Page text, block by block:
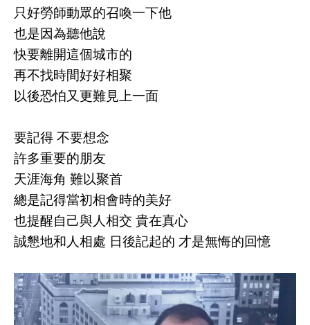
只好勞師動眾的召喚一下他
也是因為聽他說
快要離開這個城市的
再不找時間好好相聚
以後恐怕又更難見上一面
要記得 不要想念
許多重要的朋友
天涯海角 難以聚首
總是記得當初相會時的美好
也提醒自己與人相交 貴在真心
誠懇地和人相處 日後記起的 才是無悔的回憶